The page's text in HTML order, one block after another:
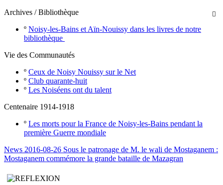

Archives / Bibliothèque
º Noisy-les-Bains et Aïn-Nouissy dans les livres de notre
bibliothèque
Vie des Communautés
º Ceux de Noisy Nouissy sur le Net
º Club quarante-huit
º Les Noiséens ont du talent
Centenaire 1914-1918
º Les morts pour la France de Noisy-les-Bains pendant la
première Guerre mondiale
News 2016-08-26 Sous le patronage de M. le wali de Mostaganem :
Mostaganem commémore la grande bataille de Mazagran